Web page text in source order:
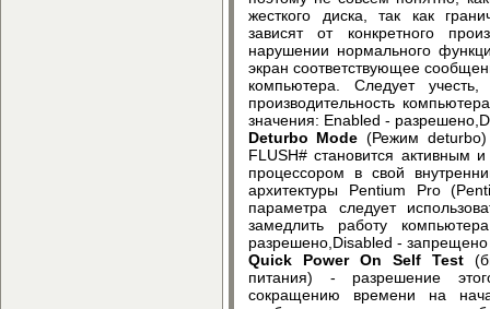
жесткого диска, так как
зависят от конкретного
нарушении нормального
экран соответствующее
компьютера. Следует
производительность
значения: Enabled -
Deturbo Mode (Режим
FLUSH# становится активным
процессором в свой
архитектуры Pentium Pro
параметра следует
замедлить работу
разрешено,Disabled -
Quick Power On Self Test
питания) - разрешение
сокращению времени на